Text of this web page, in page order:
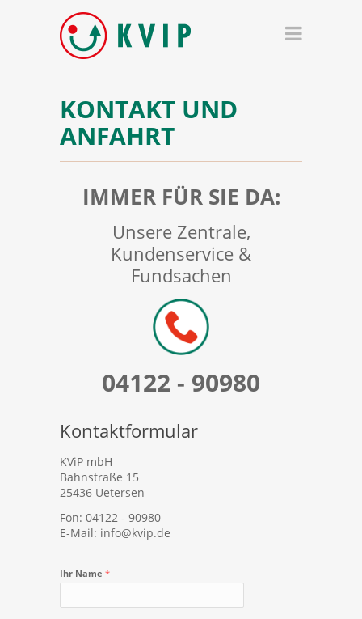
KONTAKT UND
ANFAHRT
IMMER FÜR SIE DA:
Unsere Zentrale,
Kundenservice &
Fundsachen
04122 - 90980
Kontaktformular
KViP mbH
Bahnstraße 15
25436 Uetersen
Fon: 04122 - 90980
E-Mail: info@kvip.de
Ihr Name *